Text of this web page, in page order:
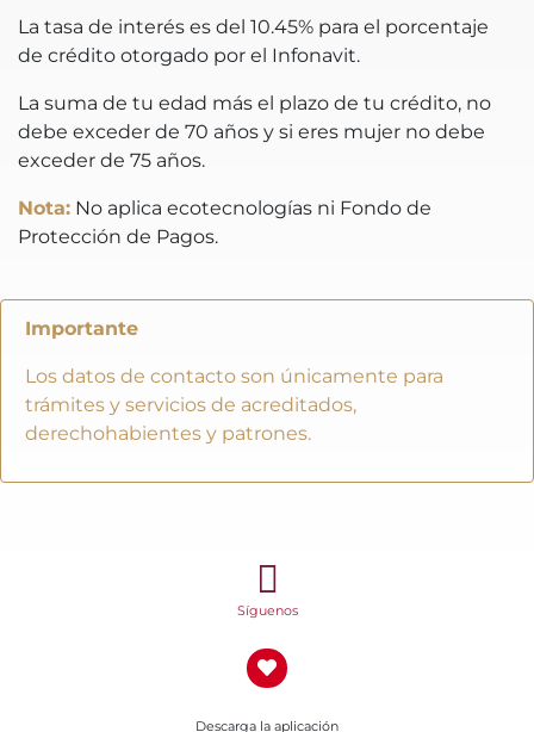
La tasa de interés es del 10.45% para el porcentaje
de crédito otorgado por el Infonavit.
La suma de tu edad más el plazo de tu crédito, no
debe exceder de 70 años y si eres mujer no debe
exceder de 75 años.
Nota: No aplica ecotecnologías ni Fondo de
Protección de Pagos.
Importante
Los datos de contacto son únicamente para
trámites y servicios de acreditados,
derechohabientes y patrones.
Síguenos
Descarga la aplicación